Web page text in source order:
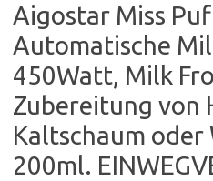
Aigostar Miss
Automatische
450Watt, Milk
Zubereitung von
Kaltschaum oder
200ml.